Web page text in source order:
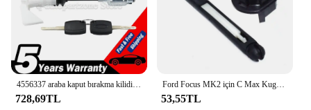
capabilities. With the maxem sets, you can tackle
any automotive challenge with confidence and
efficiency.
4556337 araba kaput bırakma kilidi mandalı Ford- Focus tamir kiti için C-MAX anahtar seti 2003-2007 MK2 2004-2012 3M5AR16B970AD kısa tip
728,69TL
Ford Focus MK2 için C Max Kuga 2004 2005 2006 2007 2008 2009 2010 2011 2012 1355231 Bonnet bırakma kilidi mandalı yakalamak komple
53,55TL